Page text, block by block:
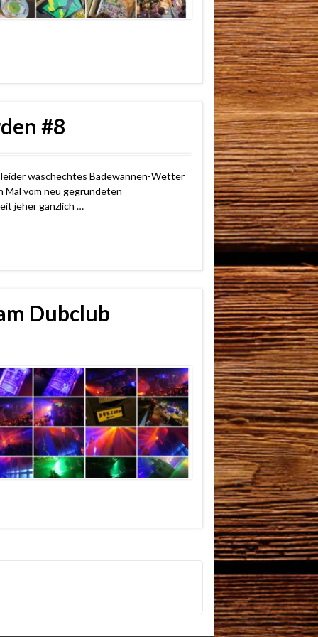
#8
waschechtes Badewannen-Wetter
Mal vom neu gegründeten
jeher gänzlich …
Dubclub